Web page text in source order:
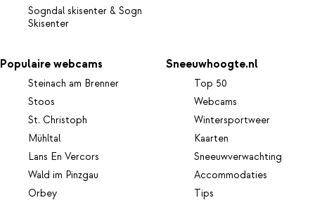
Sogndal skisenter & Sogn
Skisenter
Populaire webcams
Steinach am Brenner
Stoos
St. Christoph
Mühltal
Lans En Vercors
Wald im Pinzgau
Orbey
Sneeuwhoogte.nl
Top 50
Webcams
Wintersportweer
Kaarten
Sneeuwverwachting
Accommodaties
Tips